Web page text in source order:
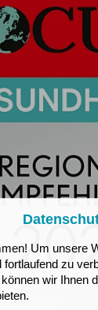
Um unsere
fortlaufend zu
wir Ihnen